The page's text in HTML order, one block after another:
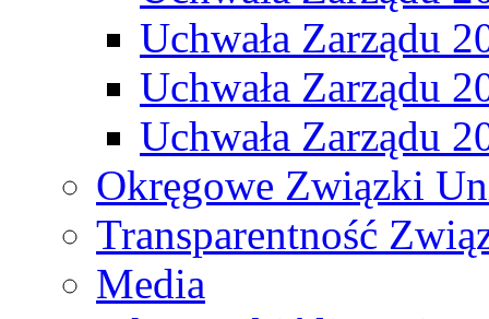
Uchwała Zarządu
Uchwała Zarządu
Uchwała Zarządu
Okręgowe Związki
Transparentność
Media